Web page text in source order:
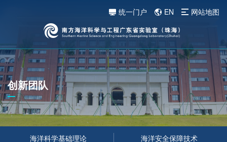
统一门户 EN 网站地图
创新团队
海洋科学基础理论 海洋安全保障技术